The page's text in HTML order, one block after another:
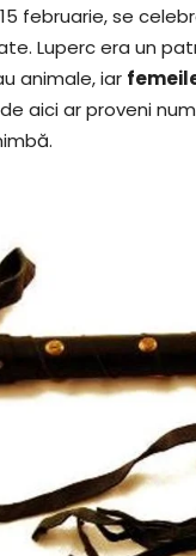
februarie, se
Luperc era un
animale, iar
de aici ar proveni